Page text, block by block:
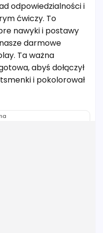
odpowiedzialności i
ćwiczy. To
nawyki i postawy
darmowe
Ta ważna
abyś dołączył
i pokolorował